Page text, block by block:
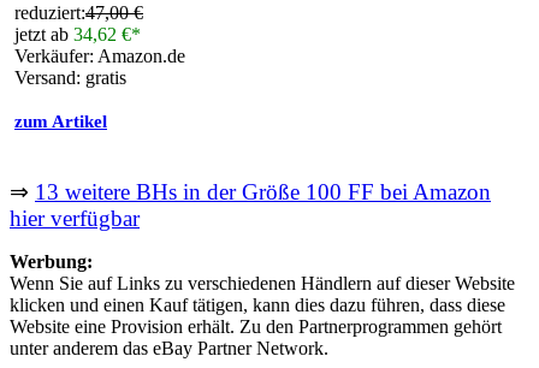
reduziert:47,00 €
jetzt ab 34,62 €*
Verkäufer: Amazon.de
Versand: gratis
zum Artikel
⇒ 13 weitere BHs in der Größe 100 FF bei Amazon
hier verfügbar
Werbung:
Wenn Sie auf Links zu verschiedenen Händlern auf dieser Website
klicken und einen Kauf tätigen, kann dies dazu führen, dass diese
Website eine Provision erhält. Zu den Partnerprogrammen gehört
unter anderem das eBay Partner Network.